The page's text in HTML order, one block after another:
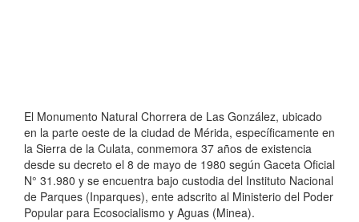
El Monumento Natural Chorrera de Las González, ubicado
en la parte oeste de la ciudad de Mérida, específicamente en
la Sierra de la Culata, conmemora 37 años de existencia
desde su decreto el 8 de mayo de 1980 según Gaceta Oficial
N° 31.980 y se encuentra bajo custodia del Instituto Nacional
de Parques (Inparques), ente adscrito al Ministerio del Poder
Popular para Ecosocialismo y Aguas (Minea).